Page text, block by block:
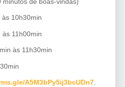
10h30min
11h00min
às 11h30min
A5M3bPy5ij3bcUDn7